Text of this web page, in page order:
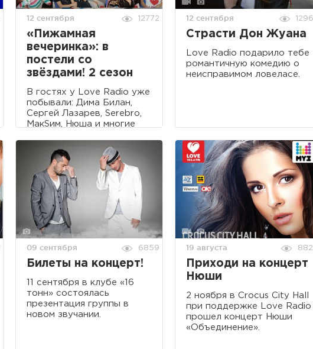
12 сентября 12772
«Пижамная
вечеринка»: в
постели со
звёздами! 2 сезон
В гостях у Love Radio уже
побывали: Дима Билан,
Сергей Лазарев, Serebro,
МакSим, Нюша и многие
12 сентября
Страсти Дон Жуана
Love Radio подарило тебе
романтичную комедию о
неисправимом ловеласе.
09 сентября 6859
Билеты на концерт!
11 сентября в клубе «16
тонн» состоялась
презентация группы в
новом звучании.
19 августа
Приходи на концерт
Нюши
2 ноября в Crocus City Hall
при поддержке Love Radio
прошел концерт Нюши
«Объединение».